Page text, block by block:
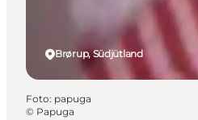
Brørup, Südjütland
Foto: papuga
© Papuga